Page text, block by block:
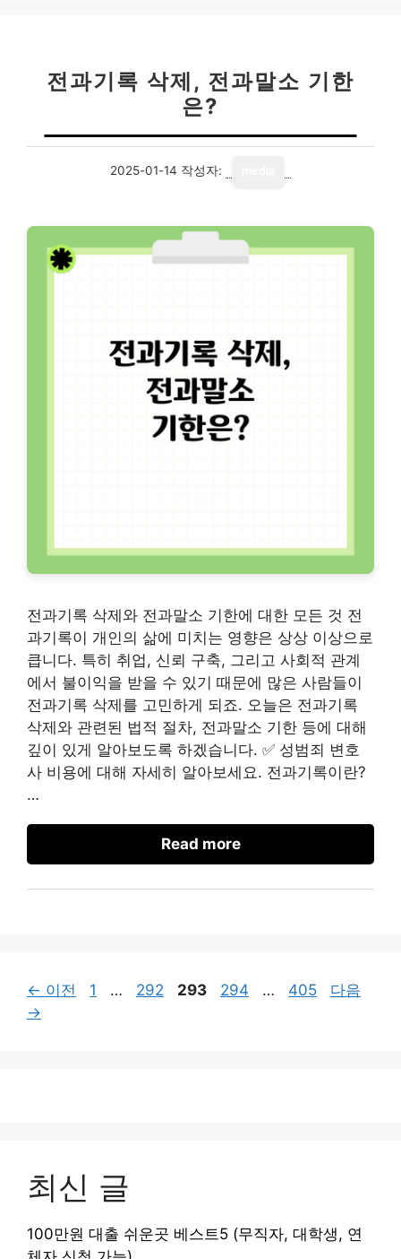
전과기록 삭제, 전과말소 기한
은?
2025-01-14 작성자:
전과기록 삭제와 전과말소 기한에 대한 모든 것 전
과기록이 개인의 삶에 미치는 영향은 상상 이상으로
큽니다. 특히 취업, 신뢰 구축, 그리고 사회적 관계
에서 불이익을 받을 수 있기 때문에 많은 사람들이
전과기록 삭제를 고민하게 되죠. 오늘은 전과기록
삭제와 관련된 법적 절차, 전과말소 기한 등에 대해
깊이 있게 알아보도록 하겠습니다. ✅ 성범죄 변호
사 비용에 대해 자세히 알아보세요. 전과기록이란?
…
Read more
← 이전
페
1 …
페
292
페
293
페
294 …
페
405
다음
→
최신 글
100만원 대출 쉬운곳 베스트5 (무직자, 대학생, 연